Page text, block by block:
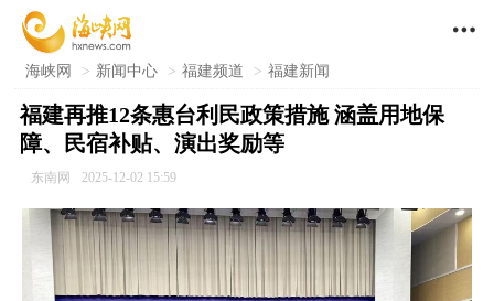

海峡网 > 新闻中心 > 福建频道 > 福建新闻
福建再推12条惠台利民政策措施 涵盖用地保
障、民宿补贴、演出奖励等
东南网 2025-12-02 15:59